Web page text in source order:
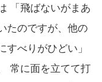
「飛ばないがまあ
たのですが、他の
すべりがひどい」
常に面を立てて打